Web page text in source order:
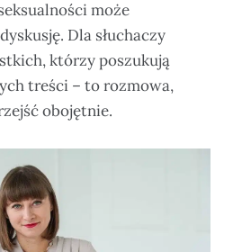
może
Dla słuchaczy
którzy poszukują
treści – to rozmowa,
obojętnie.